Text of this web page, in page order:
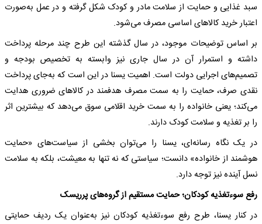
سبد غذایی و حمایت از سلامت مادر و کودک شکل گرفته و در عمل به‌صورت
اعتبار خرید کالاهای اساسی مصرف می‌شود.
بر اساس توضیحات موجود، در سال گذشته این طرح چند مرحله پرداخت
داشته و استمرار آن در سال جاری نیز وابسته به تخصیص بودجه و
تصمیم‌های اجرایی دولت است. اهمیت یسنا در این است که به‌جای پرداخت
نقدی صرف، حمایت را به سمت مصرف هدفمند در کالاهای ضروری هدایت
می‌کند؛ یعنی خانواده را به سمت خرید اقلامی سوق می‌دهد که بیشترین اثر
را بر تغذیه و سلامت کودک دارند.
در یک نگاه رسانه‌ای، یسنا را می‌توان بخشی از سیاست‌های «حمایت
هوشمند از خانواده» دانست؛ سیاستی که نه تنها به معیشت، بلکه به سلامت
نسل آینده نیز توجه دارد.
رفع سوءتغذیه کودکان؛ حمایت مستقیم از گروه‌های پرریسک
در کنار یسنا، طرح رفع سوءتغذیه کودکان نیز به‌عنوان یک ردیف حمایتی